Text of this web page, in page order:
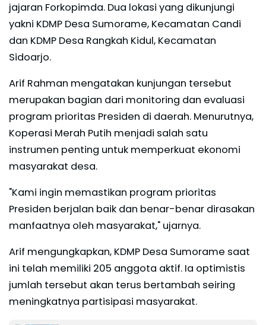
jajaran Forkopimda. Dua lokasi yang dikunjungi
yakni KDMP Desa Sumorame, Kecamatan Candi
dan KDMP Desa Rangkah Kidul, Kecamatan
Sidoarjo.
Arif Rahman mengatakan kunjungan tersebut
merupakan bagian dari monitoring dan evaluasi
program prioritas Presiden di daerah. Menurutnya,
Koperasi Merah Putih menjadi salah satu
instrumen penting untuk memperkuat ekonomi
masyarakat desa.
"Kami ingin memastikan program prioritas
Presiden berjalan baik dan benar-benar dirasakan
manfaatnya oleh masyarakat," ujarnya.
Arif mengungkapkan, KDMP Desa Sumorame saat
ini telah memiliki 205 anggota aktif. Ia optimistis
jumlah tersebut akan terus bertambah seiring
meningkatnya partisipasi masyarakat.